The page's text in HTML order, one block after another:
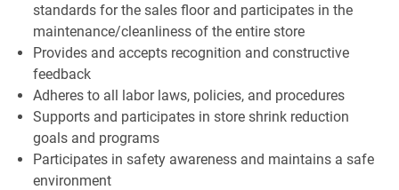
standards for the sales floor and participates in the
maintenance/cleanliness of the entire store
Provides and accepts recognition and constructive
feedback
Adheres to all labor laws, policies, and procedures
Supports and participates in store shrink reduction
goals and programs
Participates in safety awareness and maintains a safe
environment